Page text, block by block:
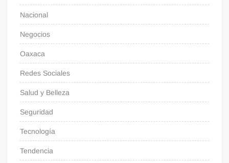
Nacional
Negocios
Oaxaca
Redes Sociales
Salud y Belleza
Seguridad
Tecnología
Tendencia